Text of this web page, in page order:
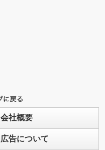
会社概要
広告について